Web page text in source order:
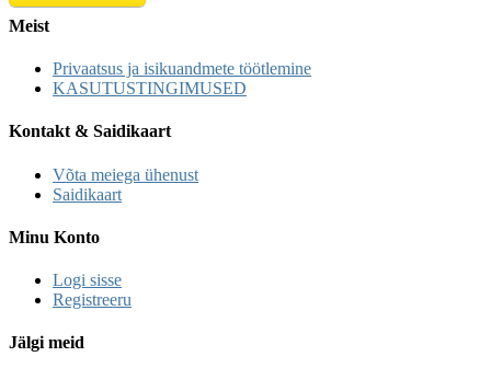
Meist
Privaatsus ja isikuandmete töötlemine
KASUTUSTINGIMUSED
Kontakt & Saidikaart
Võta meiega ühenust
Saidikaart
Minu Konto
Logi sisse
Registreeru
Jälgi meid